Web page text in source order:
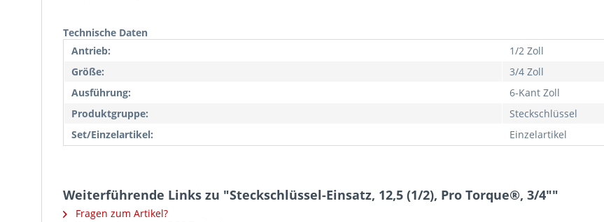
Technische Daten
Antrieb:
1/2 Zoll
Größe:
3/4 Zoll
Ausführung:
6-Kant Zoll
Produktgruppe:
Steckschlüssel
Set/Einzelartikel:
Einzelartikel
Weiterführende Links zu "Steckschlüssel-Einsatz, 12,5 (1/2), Pro Torque®, 3/4""
Fragen zum Artikel?